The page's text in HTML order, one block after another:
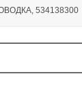
534138300